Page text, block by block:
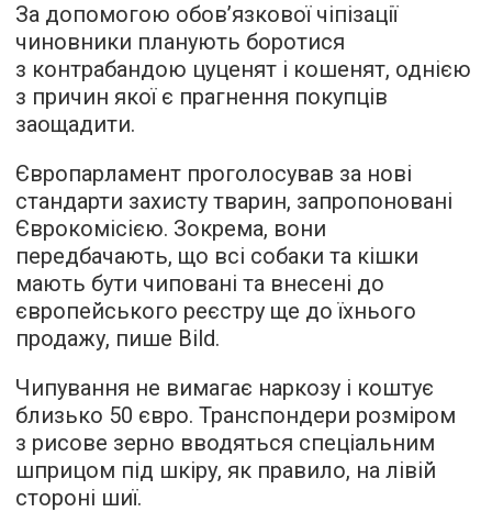
За допомогою обов’язкової чіпізації
чиновники планують боротися
з контрабандою цуценят і кошенят, однією
з причин якої є прагнення покупців
заощадити.
Європарламент проголосував за нові
стандарти захисту тварин, запропоновані
Єврокомісією. Зокрема, вони
передбачають, що всі собаки та кішки
мають бути чиповані та внесені до
європейського реєстру ще до їхнього
продажу, пише Bild.
Чипування не вимагає наркозу і коштує
близько 50 євро. Транспондери розміром
з рисове зерно вводяться спеціальним
шприцом під шкіру, як правило, на лівій
стороні шиї.